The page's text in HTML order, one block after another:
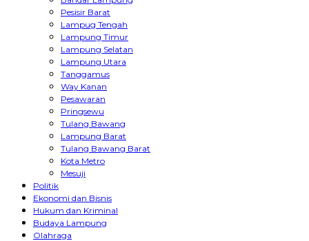
Pesisir Barat
Lampug Tengah
Lampung Timur
Lampung Selatan
Lampung Utara
Tanggamus
Way Kanan
Pesawaran
Pringsewu
Tulang Bawang
Lampung Barat
Tulang Bawang Barat
Kota Metro
Mesuji
Politik
Ekonomi dan Bisnis
Hukum dan Kriminal
Budaya Lampung
Olahraga